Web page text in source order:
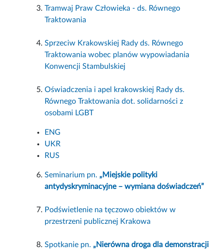
Tramwaj Praw Człowieka - ds. Równego
Traktowania
Sprzeciw Krakowskiej Rady ds. Równego
Traktowania wobec planów wypowiadania
Konwencji Stambulskiej
Oświadczenia i apel krakowskiej Rady ds.
Równego Traktowania dot. solidarności z
osobami LGBT
ENG
UKR
RUS
Seminarium pn. „Miejskie polityki
antydyskryminacyjne – wymiana doświadczeń”
Podświetlenie na tęczowo obiektów w
przestrzeni publicznej Krakowa
Spotkanie pn. „Nierówna droga dla demonstracji